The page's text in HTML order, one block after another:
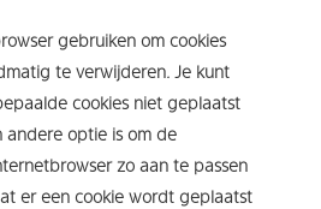
gebruiken om cookies
te verwijderen. Je kunt
cookies niet geplaatst
andere optie is om de
zo aan te passen
er een cookie wordt geplaatst